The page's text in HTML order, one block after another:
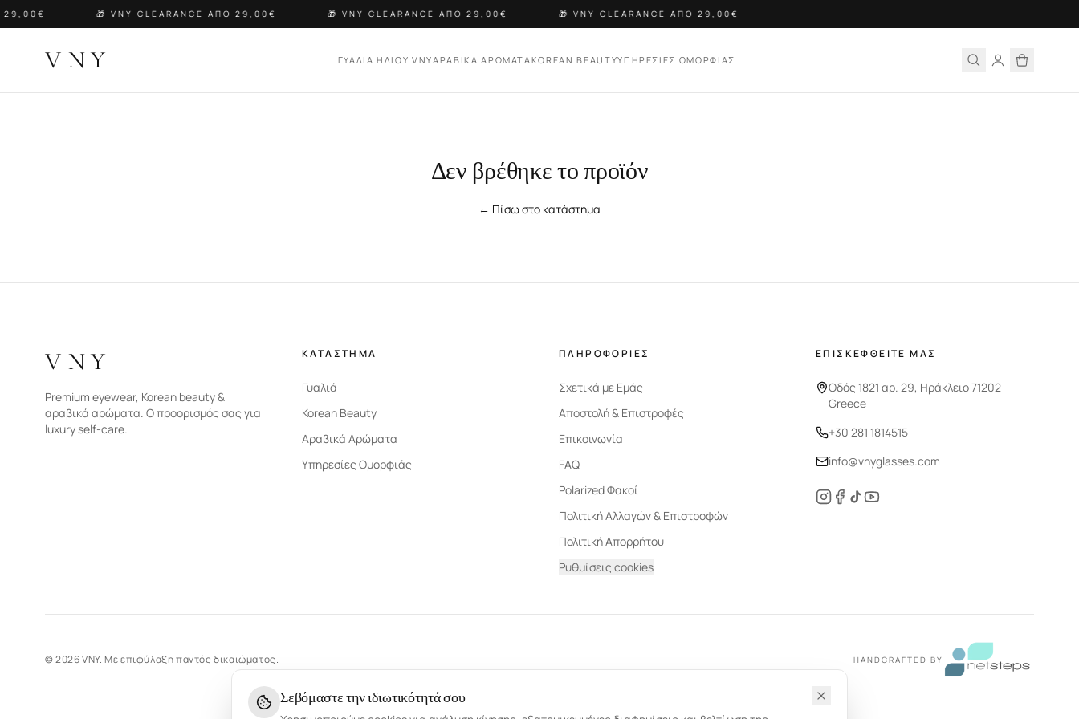
29,00€ 🎁 VNY CLEARANCE ΑΠΟ 29,00€ 🎁 VNY CLEARANCE ΑΠΟ 29,00€ 🎁 VNY CLEARANCE ΑΠΟ 29,00€
VNY ΓΥΑΛΙΑ ΗΛΙΟΥ VNYΑΡΑΒΙΚΑ ΑΡΩΜΑΤΑKOREAN BEAUTYΥΠΗΡΕΣΙΕΣ ΟΜΟΡΦΙΑΣ
Δεν βρέθηκε το προϊόν
← Πίσω στο κατάστημα
VNY
Premium eyewear, Korean beauty &
αραβικά αρώματα. Ο προορισμός σας για
luxury self-care.
ΚΑΤΑΣΤΗΜΑ
Γυαλιά
Korean Beauty
Αραβικά Αρώματα
Υπηρεσίες Ομορφιάς
ΠΛΗΡΟΦΟΡΙΕΣ
Σχετικά με Εμάς
Αποστολή & Επιστροφές
Επικοινωνία
FAQ
Polarized Φακοί
Πολιτική Αλλαγών & Επιστροφών
Πολιτική Απορρήτου
Ρυθμίσεις cookies
ΕΠΙΣΚΕΦΘΕΙΤΕ ΜΑΣ
Οδός 1821 αρ. 29, Ηράκλειο 71202
Greece
+30 281 1814515
info@vnyglasses.com
©2026VNY.Με επιφύλαξη παντός δικαιώματος. HANDCRAFTED BY
Σεβόμαστε την ιδιωτικότητά σου